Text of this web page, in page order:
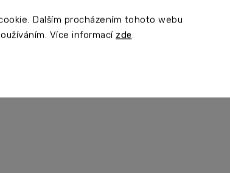
Dalším procházením tohoto webu
Více informací zde.